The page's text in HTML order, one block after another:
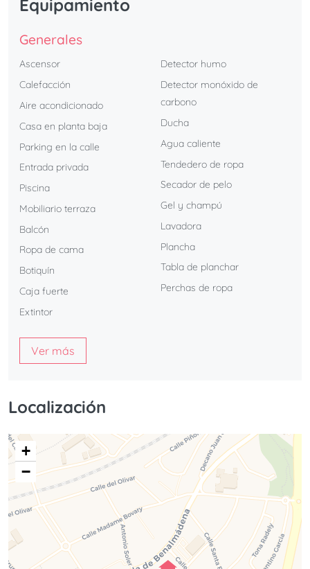
Equipamiento
Generales
Ascensor
Calefacción
Aire acondicionado
Casa en planta baja
Parking en la calle
Entrada privada
Piscina
Mobiliario terraza
Balcón
Ropa de cama
Botiquín
Caja fuerte
Extintor
Detector humo
Detector monóxido de
carbono
Ducha
Agua caliente
Tendedero de ropa
Secador de pelo
Gel y champú
Lavadora
Plancha
Tabla de planchar
Perchas de ropa
Ver más
Localización
+
−